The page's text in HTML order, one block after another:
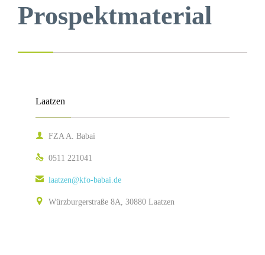
Prospektmaterial
Laatzen
 FZA A. Babai
 0511 221041
 laatzen@kfo-babai.de
 Würzburgerstraße 8A, 30880 Laatzen